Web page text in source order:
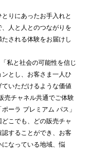
りにあったお手入れと
人と人とのつながりを
される体験をお届けし
私と社会の可能性を信じ
とし、お客さま一人ひ
いただけるような価値
売チャネル共通でご体験
ーラ プレミアム パス」
こでも、どの販売チャ
することができ、お客
なっている地域、悩